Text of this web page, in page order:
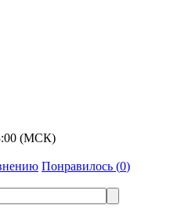
(МСК)
Понравилось (0)